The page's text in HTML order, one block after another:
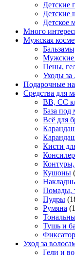
Детские
Детские
Детское
Много
Мужская
Мужские
Пены,
Уходы
Подарочные
Средства для
BB, CC
База под
Всё для
Кисти
Контуры,
Кушоны
Помады,
Пудры
Румяна
Тушь и
Уход за
Гели и